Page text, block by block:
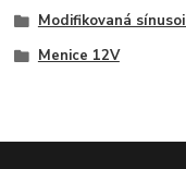
Modifikovaná
Menice 12V